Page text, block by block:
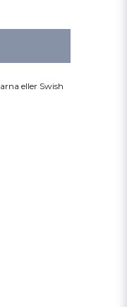
eller Swish